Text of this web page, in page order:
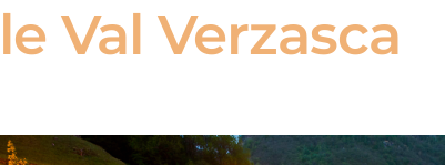
Val Verzasca